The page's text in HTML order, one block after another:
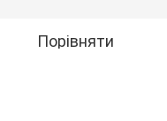
Порівняти